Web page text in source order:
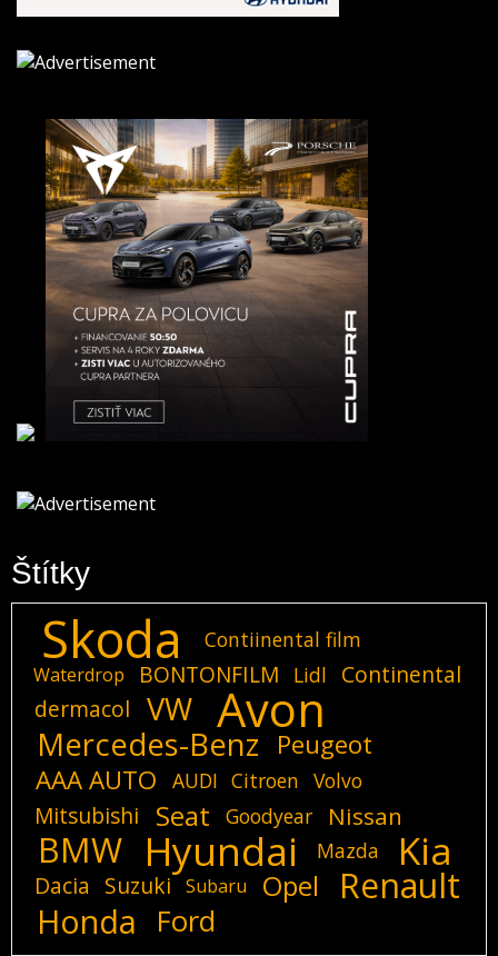
Štítky
Skoda Contiinental film
Waterdrop BONTONFILM Lidl
Continental
dermacol
VW Avon
Mercedes-Benz
Peugeot
AAA AUTO
AUDI Citroen Volvo
Mitsubishi Seat Goodyear Nissan
BMW Hyundai Mazda Kia
Dacia Suzuki Subaru Opel Renault
Honda Ford